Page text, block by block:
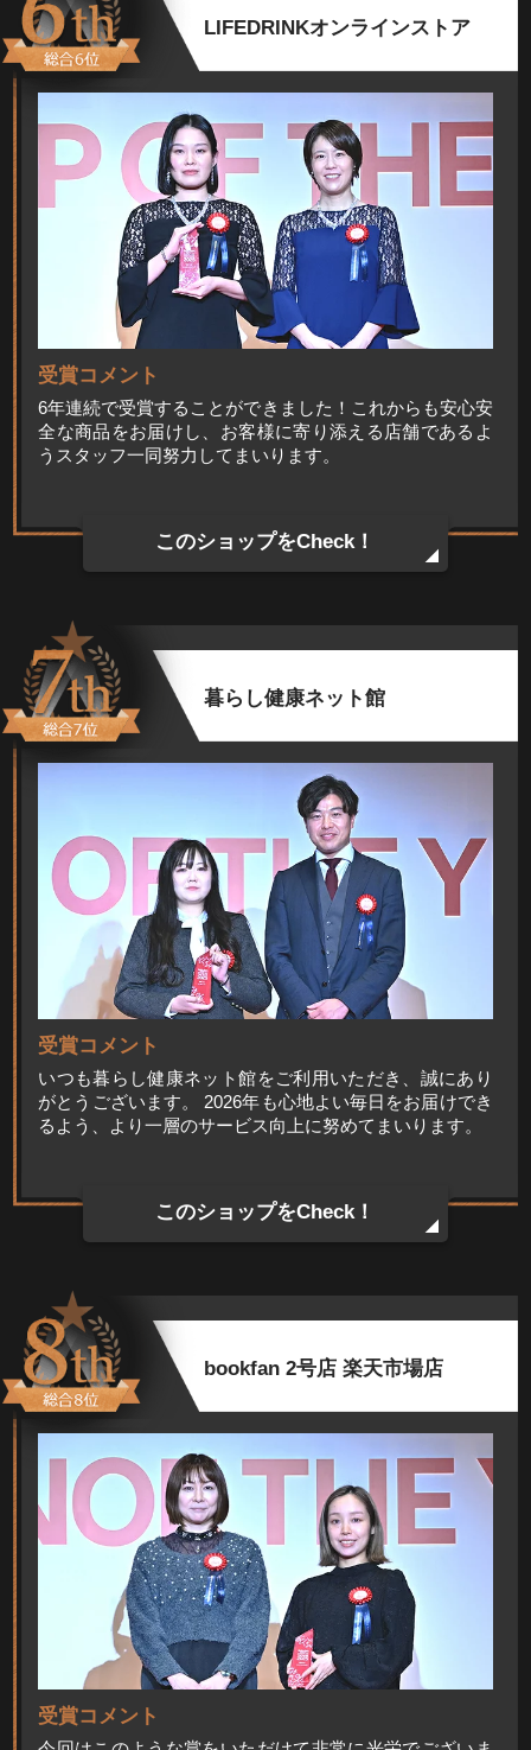
LIFEDRINKオンラインストア
受賞コメント
6年連続で受賞することができました！これからも安心安
全な商品をお届けし、お客様に寄り添える店舗であるよ
うスタッフ一同努力してまいります。
このショップをCheck！
暮らし健康ネット館
受賞コメント
いつも暮らし健康ネット館をご利用いただき、誠にあり
がとうございます。 2026年も心地よい毎日をお届けでき
るよう、より一層のサービス向上に努めてまいります。
このショップをCheck！
bookfan 2号店 楽天市場店
受賞コメント